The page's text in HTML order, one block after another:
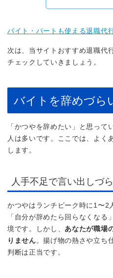
バイト・パートも使える退職代
次は、当サイトおすすめ退職代
チェックしていきましょう。
バイトを辞めづら
「かつやを辞めたい」と思って
人は多いです。ここでは、よく
します。
人手不足で言い出しづ
かつやはランチピーク時に1〜2
「自分が辞めたら回らなくなる
境です。しかし、あなたが職場
りません。揚げ物の熱さや立ち
判断は正当です。